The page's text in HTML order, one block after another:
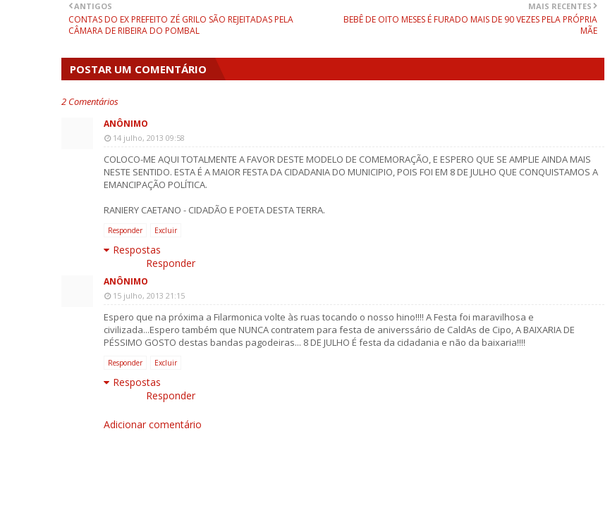
MAIS RECENTES
BEBÊ DE OITO MESES É FURADO MAIS DE 90 VEZES PELA PRÓPRIA
MÃE
ANTIGOS
CONTAS DO EX PREFEITO ZÉ GRILO SÃO REJEITADAS PELA
CÂMARA DE RIBEIRA DO POMBAL
POSTAR UM COMENTÁRIO
2 Comentários
ANÔNIMO
14 julho, 2013 09:58
COLOCO-ME AQUI TOTALMENTE A FAVOR DESTE MODELO DE COMEMORAÇÃO, E ESPERO QUE SE AMPLIE AINDA MAIS
NESTE SENTIDO. ESTA É A MAIOR FESTA DA CIDADANIA DO MUNICIPIO, POIS FOI EM 8 DE JULHO QUE CONQUISTAMOS A
EMANCIPAÇÃO POLÍTICA.
RANIERY CAETANO - CIDADÃO E POETA DESTA TERRA.
Responder Excluir
Respostas
Responder
ANÔNIMO
15 julho, 2013 21:15
Espero que na próxima a Filarmonica volte às ruas tocando o nosso hino!!!! A Festa foi maravilhosa e
civilizada...Espero também que NUNCA contratem para festa de aniverssário de CaldAs de Cipo, A BAIXARIA DE
PÉSSIMO GOSTO destas bandas pagodeiras... 8 DE JULHO É festa da cidadania e não da baixaria!!!!
Responder Excluir
Respostas
Responder
Adicionar comentário